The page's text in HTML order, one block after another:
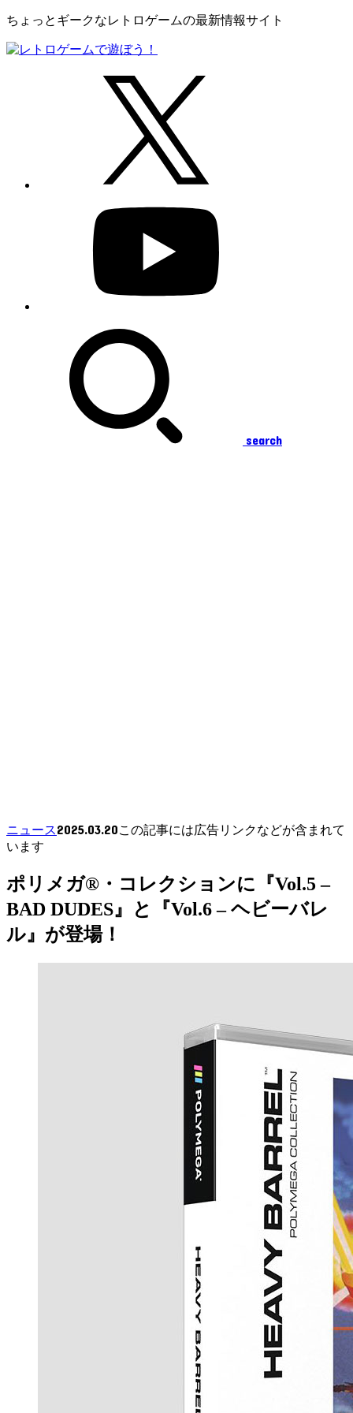
ちょっとギークなレトロゲームの最新情報サイト
search
ニュース2025.03.20この記事には広告リンクなどが含まれて
います
ポリメガ®・コレクションに『Vol.5 –
BAD DUDES』と『Vol.6 – ヘビーバレ
ル』が登場！